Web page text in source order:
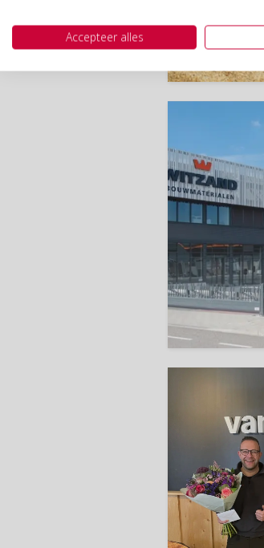
Accepteer alles